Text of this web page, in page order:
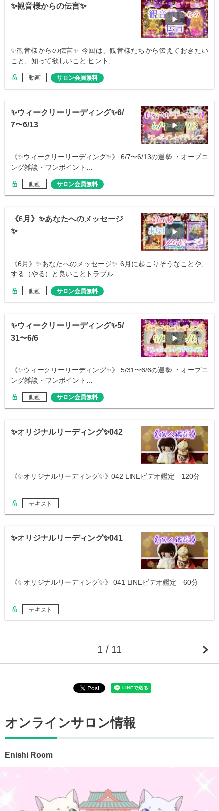
✨観音様からの伝言✨
✨観音様からの伝言✨ 今回は、観音様たちから伝えておきたい
こと、知って欲しいこと ヒント、…
動画 サロン会員無料
✨ウィークリーリーディング✨6/
7〜6/13
《✨ウィークリーリーディング✨》 6/7〜6/13の運勢 ・オープニ
ング雑談・ワンポイント…
動画 サロン会員無料
《6月》✨あなたへのメッセージ
✨
《6月》✨あなたへのメッセージ✨ 6月に起こりそうなことや、
する（やる）と良いことトラブル…
動画 サロン会員無料
✨ウィークリーリーディング✨5/
31〜6/6
《✨ウィークリーリーディング✨》 5/31〜6/6の運勢 ・オープニ
ング雑談・ワンポイント…
動画 サロン会員無料
✨オリジナルリーディング✨042
《✨オリジナルリーディング✨》042 LINEビデオ鑑定 120分
テキスト
✨オリジナルリーディング✨041
《✨オリジナルリーディング✨》 041 LINEビデオ鑑定 60分
テキスト
1 / 11
オンラインサロン情報
Enishi Room